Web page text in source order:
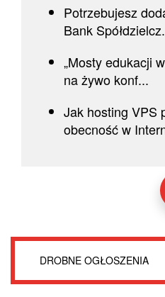
Potrzebujesz
Bank
„Mosty edukacji
na żywo konf...
Jak hosting VPS
obecność w
DROBNE OGŁOSZENIA